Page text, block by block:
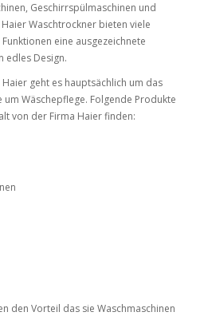
Geschirrspülmaschinen und
Waschtrockner bieten viele
eine ausgezeichnete
edles Design.
geht es hauptsächlich um das
um Wäschepflege. Folgende Produkte
von der Firma Haier finden:
den Vorteil das sie Waschmaschinen